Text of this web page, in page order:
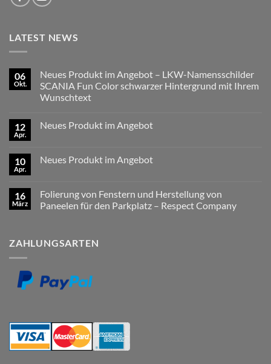
LATEST NEWS
06
Okt.
Neues Produkt im Angebot – LKW-Namensschilder
SCANIA Fun Color schwarzer Hintergrund mit Ihrem
Wunschtext
zu
Angebot
–
Fun
Color
schwarzer
Wunschtext
12
Apr.
Neues Produkt im Angebot
Neues
10
Apr.
Neues Produkt im Angebot
Neues
Produkt
im
16
März
Folierung von Fenstern und Herstellung von
Paneelen für den Parkplatz – Respect Company
Folierung
von
von
Paneelen
Respect
Company
ZAHLUNGSARTEN